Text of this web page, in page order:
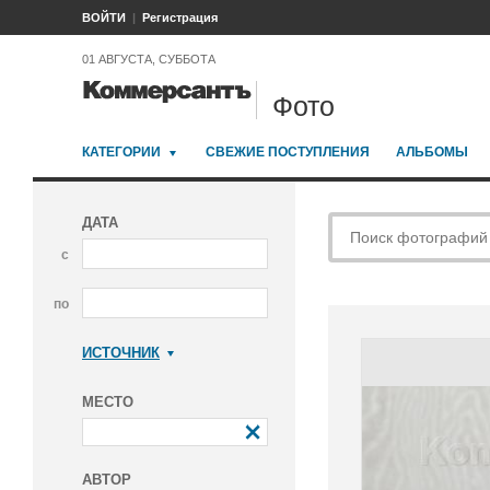
ВОЙТИ Регистрация
01 АВГУСТА, СУББОТА
Фото
КАТЕГОРИИ СВЕЖИЕ ПОСТУПЛЕНИЯ АЛЬБОМЫ
ДАТА
с
по
ИСТОЧНИК
МЕСТО
АВТОР